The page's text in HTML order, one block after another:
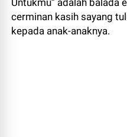
Untukmu” adalah balada
cerminan kasih sayang
kepada anak-anaknya.